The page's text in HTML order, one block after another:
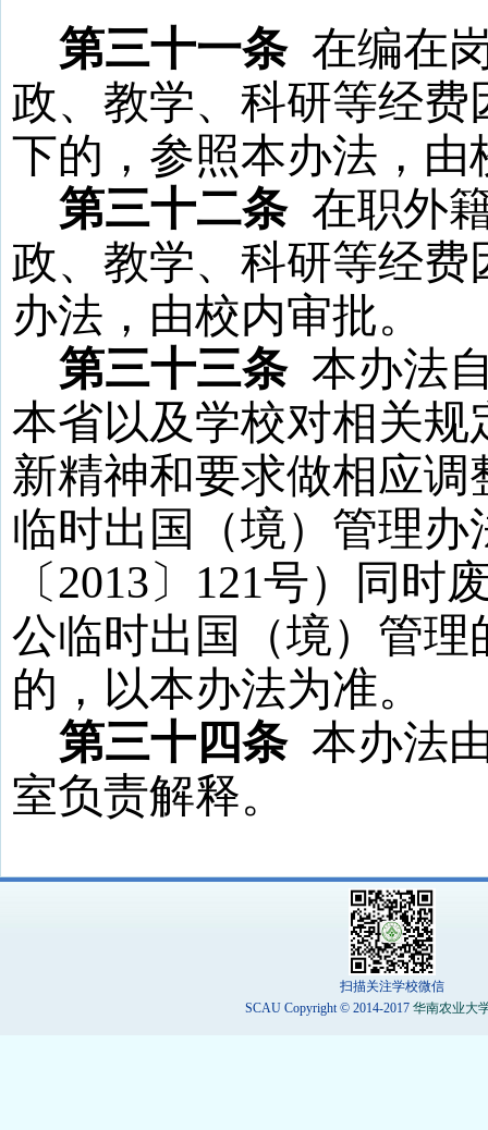
第三十一条 在编在
政、教学、科研等经费
下的，参照本办法，由
第三十二条 在职外
政、教学、科研等经
办法，由校内审批。
第三十三条 本办法
本省以及学校对相关
新精神和要求做相应
临时出国（境）管理
〔2013〕 121号）同时
公临时出国（境）管
的，以本办法为准。
第三十四条 本办法
室负责解释。
扫描关注学校微信
SCAU Copyright © 2014-2017 华南农业大